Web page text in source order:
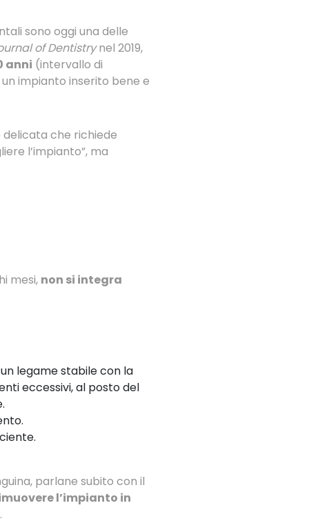
sono oggi una delle
of Dentistrynel 2019,
anni (intervallo di
impianto inserito bene e
delicata che richiede
l’impianto”, ma
mesi, non si integra
legame stabile con la
eccessivi, al posto del
parlane subito con il
l’impianto in